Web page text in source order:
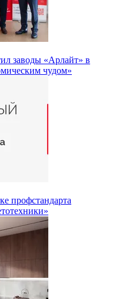
заводы «Арлайт» в
чудом»
профстандарта